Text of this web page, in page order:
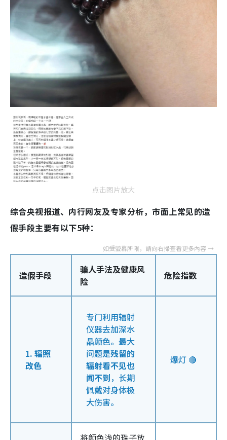
点击图片放大
综合央视报道、内行网友及专家分析，市面上常见的造
假手段主要有以下5种：
造假手段
骗人手法及健康风
险
危险指数
1. 辐照
改色
专门利用辐射
仪器去加深水
晶颜色。最大
问题是残留的
辐射看不见也
闻不到，长期
佩戴对身体极
大伤害。
爆灯 🔴
将颜色浅的珠子放